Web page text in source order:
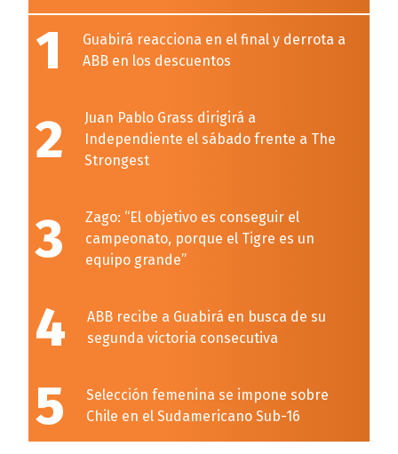
1
Guabirá reacciona en el final y derrota a
ABB en los descuentos
2
Juan Pablo Grass dirigirá a
Independiente el sábado frente a The
Strongest
3
Zago: “El objetivo es conseguir el
campeonato, porque el Tigre es un
equipo grande”
4
ABB recibe a Guabirá en busca de su
segunda victoria consecutiva
5
Selección femenina se impone sobre
Chile en el Sudamericano Sub-16